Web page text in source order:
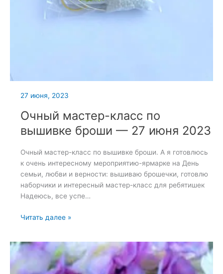
27 июня, 2023
Очный мастер-класс по
вышивке броши — 27 июня 2023
Очный мастер-класс по вышивке броши. А я готовлюсь
к очень интересному мероприятию-ярмарке на День
семьи, любви и верности: вышиваю брошечки, готовлю
наборчики и интересный мастер-класс для ребятишек
Надеюсь, все успе…
Очный
по
вышивке
броши
Читать далее »